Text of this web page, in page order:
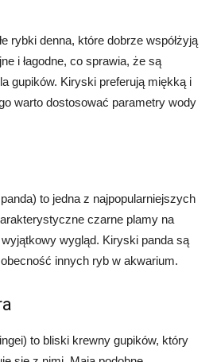
rybki denna, które dobrze współżyją
i łagodne, co sprawia, że są
gupików. Kiryski preferują miękką i
warto dostosować parametry wody
to jedna z najpopularniejszych
czarne plamy na
wyjątkowy wygląd. Kiryski panda są
innych ryb w akwarium.
to bliski krewny gupików, który